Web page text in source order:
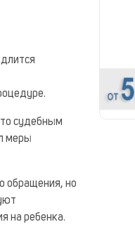
судебным
меры
обращения, но
на ребенка.